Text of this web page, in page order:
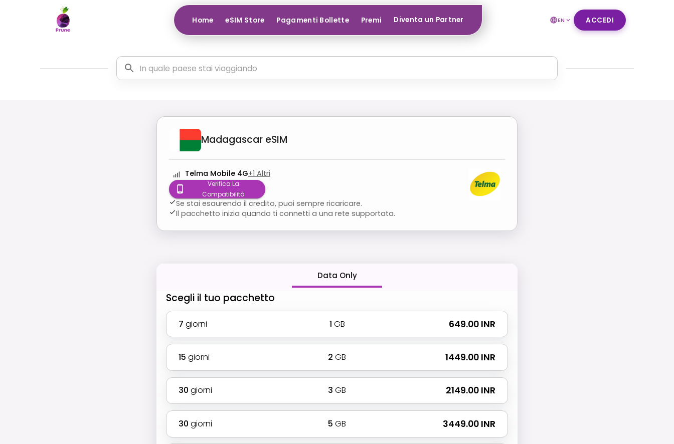
Home eSIM Store Pagamenti Bollette Premi Diventa un Partner EN ACCEDI
Madagascar eSIM
Telma Mobile 4G+1 Altri
Verifica La
Compatibilità
Se stai esaurendo il credito, puoi sempre ricaricare.
Il pacchetto inizia quando ti connetti a una rete supportata.
Data Only
Scegli il tuo pacchetto
7 giorni 1 GB ₹ 649.00 INR
15 giorni 2 GB ₹ 1449.00 INR
30 giorni 3 GB ₹ 2149.00 INR
30 giorni 5 GB ₹ 3449.00 INR